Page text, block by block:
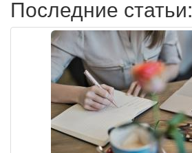
Последние статьи: